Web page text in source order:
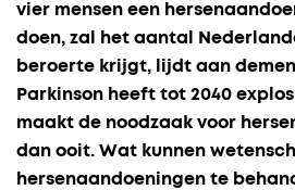
vier mensen een
doen, zal het aantal
beroerte krijgt, lijdt aan
Parkinson heeft tot 2040
maakt de noodzaak voor
dan ooit. Wat kunnen
hersenaandoeningen te